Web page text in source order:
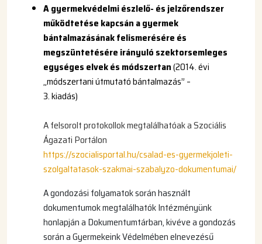
A gyermekvédelmi észlelő- és jelzőrendszer
működtetése kapcsán a gyermek
bántalmazásának felismerésére és
megszüntetésére irányuló szektorsemleges
egységes elvek és módszertan(2014. évi
„módszertani útmutató bántalmazás” –
3. kiadás)
A felsorolt protokollok megtalálhatóak a Szociális
Ágazati Portálon
https://szocialisportal.hu/csalad-es-gyermekjoleti-
szolgaltatasok-szakmai-szabalyzo-dokumentumai/
A gondozási folyamatok során használt
dokumentumokmegtalálhatók Intézményünk
honlapján a Dokumentumtárban, kivéve a gondozás
során a Gyermekeink Védelmében elnevezésű